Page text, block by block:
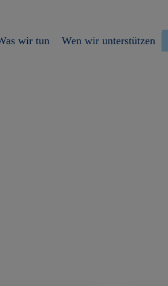
wir tun Wen wir unterstützen